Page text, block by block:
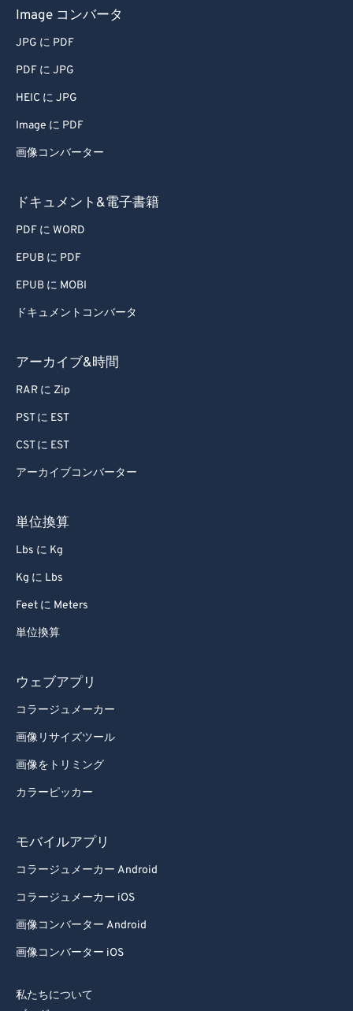
Image コンバータ
JPG に PDF
PDF に JPG
HEIC に JPG
Image に PDF
画像コンバーター
ドキュメント&電子書籍
PDF に WORD
EPUB に PDF
EPUB に MOBI
ドキュメントコンバータ
アーカイブ&時間
RAR に Zip
PST に EST
CST に EST
アーカイブコンバーター
単位換算
Lbs に Kg
Kg に Lbs
Feet に Meters
単位換算
ウェブアプリ
コラージュメーカー
画像リサイズツール
画像をトリミング
カラーピッカー
モバイルアプリ
コラージュメーカー Android
コラージュメーカー iOS
画像コンバーター Android
画像コンバーター iOS
私たちについて